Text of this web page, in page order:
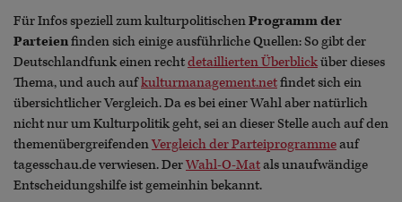
Für Infos speziell zum kulturpolitischenProgramm der
Parteienfinden sich einige ausführliche Quellen: So gibt der
Deutschlandfunk einen rechtdetaillierten Überblicküber dieses
Thema, und auch aufkulturmanagement.netfindet sich ein
übersichtlicher Vergleich. Da es bei einer Wahl aber natürlich
nicht nur um Kulturpolitik geht, sei an dieser Stelle auch auf den
themenübergreifendenVergleich der Parteiprogrammeauf
tagesschau.de verwiesen. DerWahl-O-Matals unaufwändige
Entscheidungshilfe ist gemeinhin bekannt.